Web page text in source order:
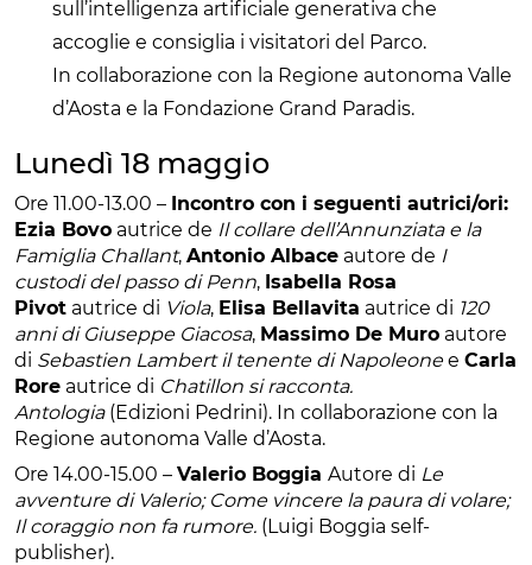
sull’intelligenza artificiale generativa che
accoglie e consiglia i visitatori del Parco.
In collaborazione con la Regione autonoma Valle
d’Aosta e la Fondazione Grand Paradis.
Lunedì 18 maggio
Ore 11.00-13.00 – Incontro con i seguenti autrici/ori:
Ezia Bovo autrice de Il collare dell’Annunziata e la
Famiglia Challant, Antonio Albace autore de I
custodi del passo di Penn, Isabella Rosa
Pivot autrice di Viola, Elisa Bellavita autrice di 120
anni di Giuseppe Giacosa, Massimo De Muro autore
di Sebastien Lambert il tenente di Napoleonee Carla
Rore autrice di Chatillon si racconta.
Antologia(Edizioni Pedrini). In collaborazione con la
Regione autonoma Valle d’Aosta.
Ore 14.00-15.00 – Valerio Boggia Autore di Le
avventure di Valerio; Come vincere la paura di volare;
Il coraggio non fa rumore. (Luigi Boggia self-
publisher).